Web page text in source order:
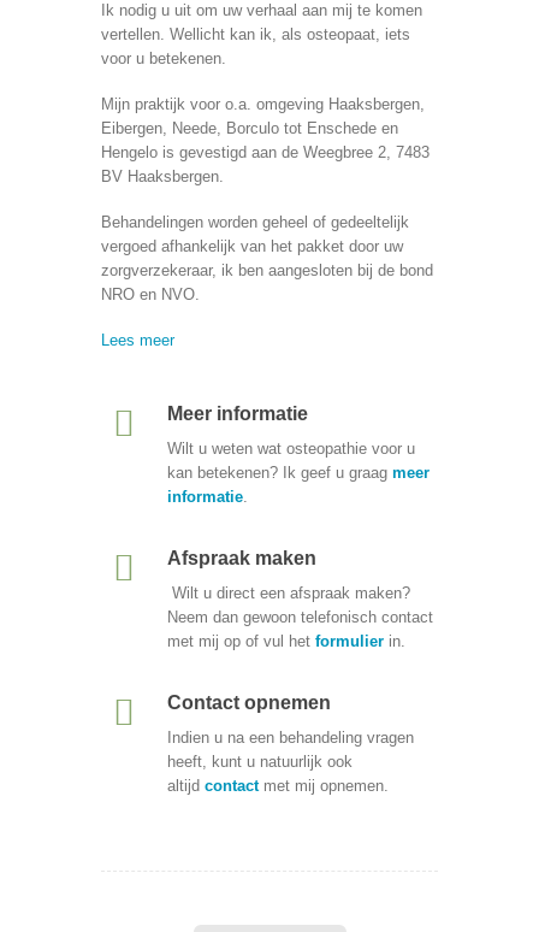
Ik nodig u uit om uw verhaal aan mij te komen
vertellen. Wellicht kan ik, als osteopaat, iets
voor u betekenen.
Mijn praktijk voor o.a. omgeving Haaksbergen,
Eibergen, Neede, Borculo tot Enschede en
Hengelo is gevestigd aan de Weegbree 2, 7483
BV Haaksbergen.
Behandelingen worden geheel of gedeeltelijk
vergoed afhankelijk van het pakket door uw
zorgverzekeraar, ik ben aangesloten bij de bond
NRO en NVO.
Lees meer
Meer informatie
Wilt u weten wat osteopathie voor u
kan betekenen? Ik geef u graag meer
informatie.
Afspraak maken
Wilt u direct een afspraak maken?
Neem dan gewoon telefonisch contact
met mij op of vul het formulier in.
Contact opnemen
Indien u na een behandeling vragen
heeft, kunt u natuurlijk ook
altijd contactmet mij opnemen.